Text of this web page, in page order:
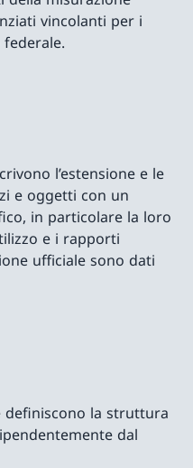
vincolanti per i
l’estensione e le
e oggetti con un
in particolare la loro
e i rapporti
ufficiale sono dati
definiscono la struttura
dal